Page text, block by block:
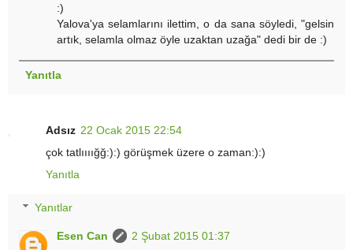
:)
Yalova'ya selamlarını ilettim, o da sana söyledi, "gelsin
artık, selamla olmaz öyle uzaktan uzağa" dedi bir de :)
Yanıtla
Adsız 22 Ocak 2015 22:54
çok tatlıııığğ:):) görüşmek üzere o zaman:):)
Yanıtla
Yanıtlar
Esen Can
2 Şubat 2015 01:37